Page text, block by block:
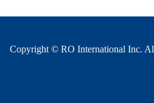
Copyright © RO International Inc.